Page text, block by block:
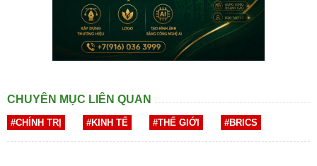
CHUYÊN MỤC LIÊN QUAN
#CHÍNH TRỊ #KINH TẾ #THẾ GIỚI #BRICS